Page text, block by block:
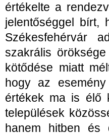
értékelte a
jelentőséggel bírt,
Székesfehérvár
szakrális
kötődése miatt
hogy az
értékek ma is élő
települések
hanem hitben és